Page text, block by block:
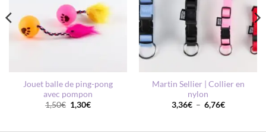
LISTE DE
SOUHAITS
Jouet balle de ping-pong
avec pompon
1,50€ Le
prix
1,30€Le
LISTE DE
SOUHAITS
Martin Sellier | Collier en
nylon
3,36€ – 6,76€Plage